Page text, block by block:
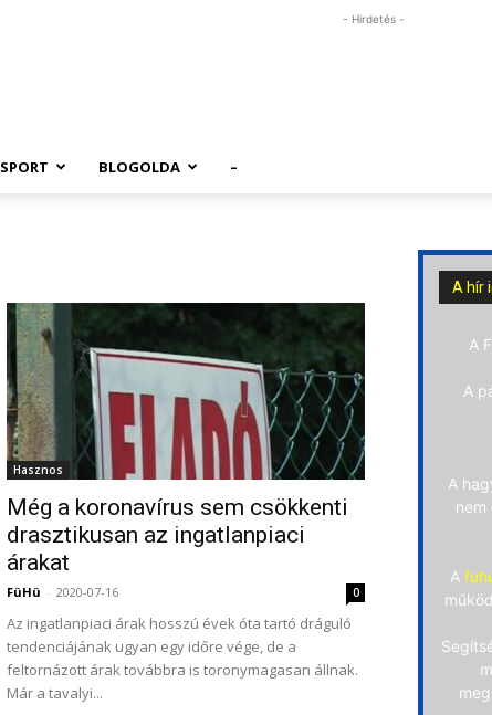
- Hirdetés -
SPORT BLOGOLDA –
Hasznos
Még a koronavírus sem csökkenti
drasztikusan az ingatlanpiaci
árakat
FüHü - 2020-07-16 0
Az ingatlanpiaci árak hosszú évek óta tartó dráguló
tendenciájának ugyan egy időre vége, de a
feltornázott árak továbbra is toronymagasan állnak.
Már a tavalyi...
A hír
A
A
A
nem
A